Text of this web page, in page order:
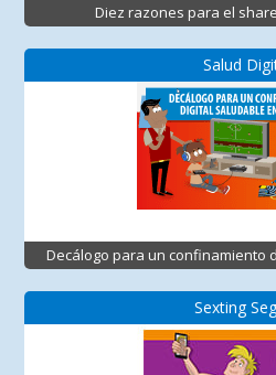
Diez razones para el
Salud
Decálogo para un confinamiento
Sexting